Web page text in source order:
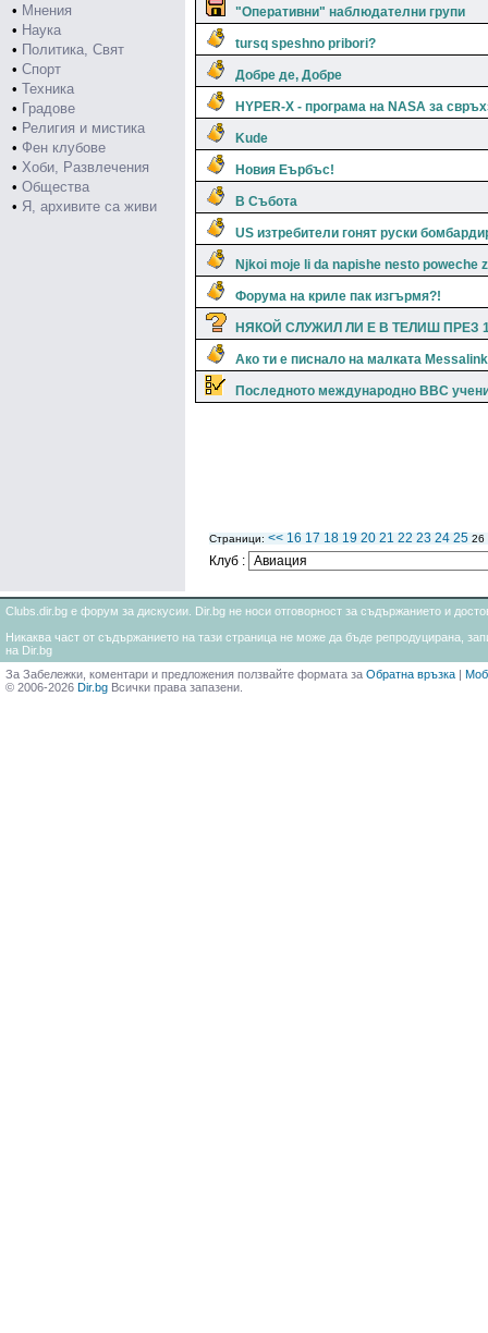
• Мнения
• Наука
• Политика, Свят
• Спорт
• Техника
• Градове
• Религия и мистика
• Фен клубове
• Хоби, Развлечения
• Общества
• Я, архивите са живи
"Оперативни" наблюдателни групи
tursq speshno pribori?
Добре де, Добре
HYPER-X - програма на NASA за
Kude
Новия Еърбъс!
В Събота
US изтребители гонят руски
Njkoi moje li da napishe nesto poweche
Форума на криле пак изгърмя?!
НЯКОЙ СЛУЖИЛ ЛИ Е В ТЕЛИШ ПРЕЗ
Ако ти е писнало на малката
Последното международно ВВС
Страници: << 16 17 18 19 20 21 22 23 24 25 26
Клуб :
Clubs.dir.bg е форум за дискусии. Dir.bg не носи отговорност за съдържанието и
Никаква част от съдържанието на тази страница не може да бъде репродуцирана,
на Dir.bg
За Забележки, коментари и предложения ползвайте формата за Обратна връзка |
© 2006-2026 Dir.bg Всички права запазени.